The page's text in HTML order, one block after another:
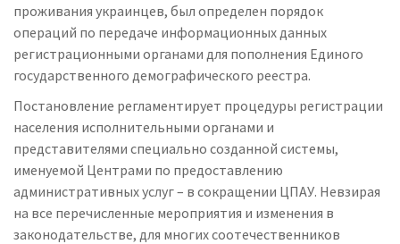
проживания украинцев, был определен порядок
операций по передаче информационных данных
регистрационными органами для пополнения Единого
государственного демографического реестра.
Постановление регламентирует процедуры регистрации
населения исполнительными органами и
представителями специально созданной системы,
именуемой Центрами по предоставлению
административных услуг – в сокращении ЦПАУ. Невзирая
на все перечисленные мероприятия и изменения в
законодательстве, для многих соотечественников